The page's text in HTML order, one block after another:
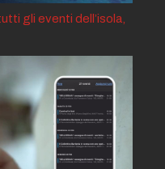
gli eventi dell’isola,